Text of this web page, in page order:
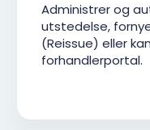
Administrer og
utstedelse,
(Reissue) eller
forhandlerportal.